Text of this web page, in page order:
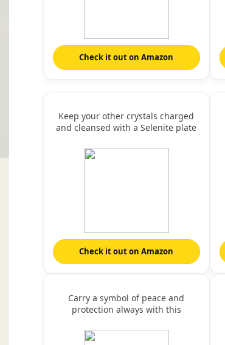
Check it out on Amazon
Keep your other crystals charged
and cleansed with a Selenite plate
Check it out on Amazon
Carry a symbol of peace and
protection always with this